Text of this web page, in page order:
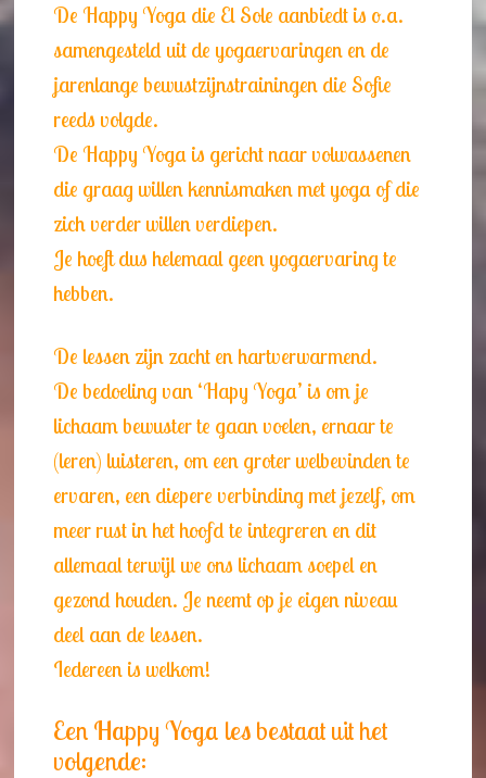
De Happy Yoga die El Sole aanbiedt is o.a.
samengesteld uit de yogaervaringen en de
jarenlange bewustzijnstrainingen die Sofie
reeds volgde.
De Happy Yoga is gericht naar volwassenen
die graag willen kennismaken met yoga of die
zich verder willen verdiepen.
Je hoeft dus helemaal geen yogaervaring te
hebben.
De lessen zijn zacht en hartverwarmend.
De bedoeling van ‘Hapy Yoga’ is om je
lichaam bewuster te gaan voelen, ernaar te
(leren) luisteren, om een groter welbevinden te
ervaren, een diepere verbinding met jezelf, om
meer rust in het hoofd te integreren en dit
allemaal terwijl we ons lichaam soepel en
gezond houden. Je neemt op je eigen niveau
deel aan de lessen.
Iedereen is welkom!
Een Happy Yoga les bestaat uit het
volgende: